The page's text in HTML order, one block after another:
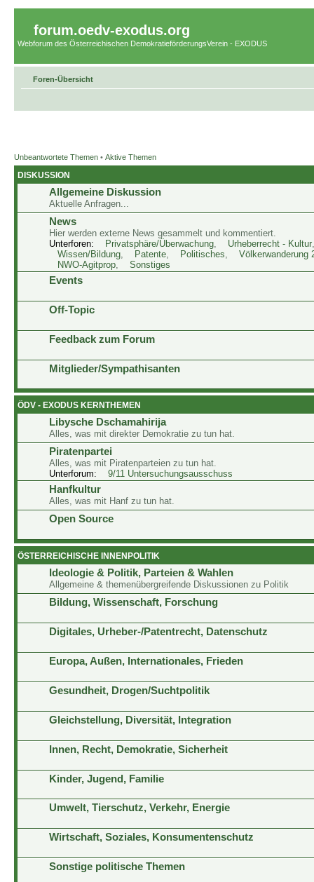
forum.oedv-exodus.org
Webforum des Österreichischen DemokratieförderungsVerein - EXODUS
Foren-Übersicht
Unbeantwortete Themen • Aktive Themen
DISKUSSION
Allgemeine Diskussion
Aktuelle Anfragen...
News
Hier werden externe News gesammelt und kommentiert.
Unterforen:
Privatsphäre/Überwachung, Urheberrecht - Kultur,
Wissen/Bildung, Patente, Politisches,
Völkerwanderung
NWO-Agitprop, Sonstiges
Events
Off-Topic
Feedback zum Forum
Mitglieder/Sympathisanten
ÖDV - EXODUS KERNTHEMEN
Libysche Dschamahirija
Alles, was mit direkter Demokratie zu tun hat.
Piratenpartei
Alles, was mit Piratenparteien zu tun hat.
Unterforum:
9/11 Untersuchungsausschuss
Hanfkultur
Alles, was mit Hanf zu tun hat.
Open Source
ÖSTERREICHISCHE INNENPOLITIK
Ideologie & Politik, Parteien & Wahlen
Allgemeine & themenübergreifende Diskussionen zu Politik
Bildung, Wissenschaft, Forschung
Digitales, Urheber-/Patentrecht, Datenschutz
Europa, Außen, Internationales, Frieden
Gesundheit, Drogen/Suchtpolitik
Gleichstellung, Diversität, Integration
Innen, Recht, Demokratie, Sicherheit
Kinder, Jugend, Familie
Umwelt, Tierschutz, Verkehr, Energie
Wirtschaft, Soziales, Konsumentenschutz
Sonstige politische Themen